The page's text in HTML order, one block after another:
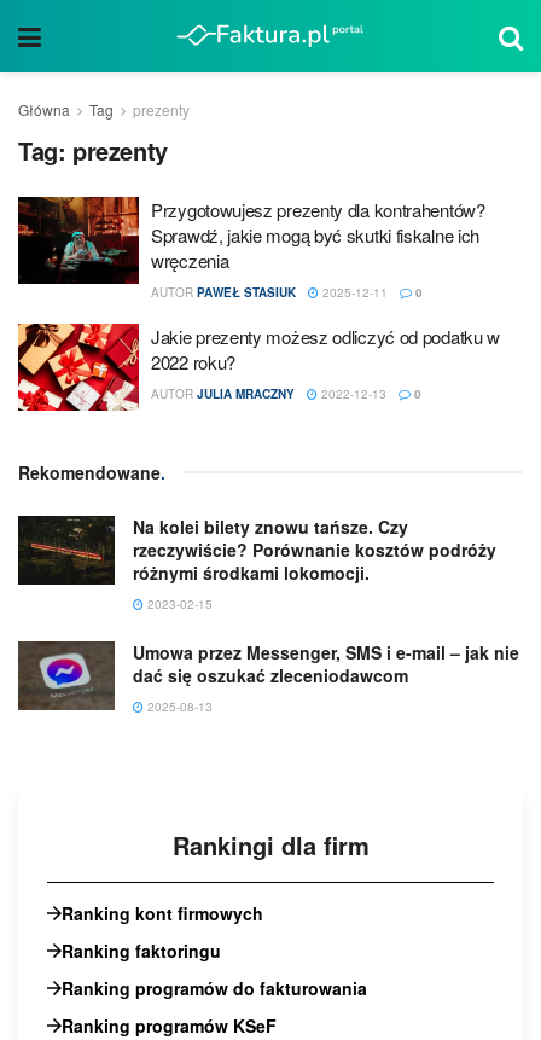
Główna Tag prezenty
Tag: prezenty
Przygotowujesz prezenty dla kontrahentów?
Sprawdź, jakie mogą być skutki fiskalne ich
wręczenia
AUTOR PAWEŁ STASIUK 2025-12-11 0
Jakie prezenty możesz odliczyć od podatku w
2022 roku?
AUTOR JULIA MRACZNY 2022-12-13 0
Rekomendowane.
Na kolei bilety znowu tańsze. Czy
rzeczywiście? Porównanie kosztów podróży
różnymi środkami lokomocji.
2023-02-15
Umowa przez Messenger, SMS i e-mail – jak nie
dać się oszukać zleceniodawcom
2025-08-13
Rankingi dla firm
Ranking kont firmowych
Ranking faktoringu
Ranking programów do fakturowania
Ranking programów KSeF